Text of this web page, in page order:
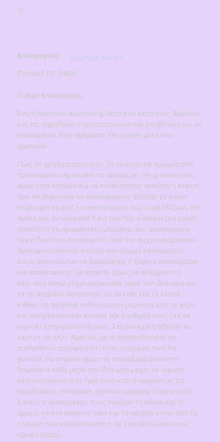
st
Κατηγορίες Ερωτικά, Φίλτρα
Product ID: 24802
Φίλτρο επαναφορας
Ένα εξαιρετικό ερωτικό φίλτρο που κατα τους θρύλους
και τις παραδόσεις χρησιμοποιούνταν βοηθητικά για να
επαναφέρει έναν άνθρωπο στη σχέση μετά απο
χωρισμό.
Πως το χρησιμοποιούσαν: Το έκαιγαν σε αρωματιστή
προκειμένου να ενωθεί το άρωμα με την φυσική τους
αύρα όταν επρόκειτω να συναντήσουν εκείνον ή εκείνη
που επιθυμούσαν να επαναφέρουν. Επίσης το κάναν
επάλειψη σε ρόζ ή κόκκινα κεριά που συμβολίζουν την
αγάπη και αντικείμενα δικά του/της ή καίγαν μια μικρή
ποσότητα σε αρωματιστή μπροστά απο φωτογραφία
του ή δικό του αντικείμενο όσο πιο συχνά μπορουσαν .
Χρησιμοποιούνταν επίσης σαν άρωμα επαναφοράς
όπου απαιτούνταν σε διεργασίες ή ξόρκια επαναφοράς
και επανένωσης. Θα έπρέπε όμως να αλείψουν το
κερι από πάνω μέχρι κάτω κάθε μέρα την ίδια ώρα και
να το ανάβουν αφήνοντάς το να καεί για 12 λεπτά.
Καθώς το ανάβανε καθόντουσαν μπροστά από το κερί
και σκεφτόντουσαν έντονα την επιθυμία τους (πχ να
γυρίσει γρήγορα κοντά μου). Στη συνέχεια σβήναν το
κερί με το χέρι. Αμέσως μετά προσπαθούσαν να
αισθανθούν όμορφα γιατί ήταν σίγουρες πως θα
γυρίσει. Θα έπρεπε όμως να επαναλαμβάνουν την
διεργασία κάθε μέρα την ίδια ώρα μέχρι να γυρίσει
εκείνος/εκείνη στη ζωή τους κάτι σύμφωνα με τις
παραδόσεις συνέβαινε σχετικά γρήγορα. Όταν γυρίζε
λοιπόν ο αγαπημένος τους τυλύγαν τα κεριά και το
άρωμα σε ένα κόκκινο πανί και τα κρύβαν κάτω απο το
στρώμα που κοιμόντουσαν ή σε ένα προσωπικό και
κρυφό μέρος